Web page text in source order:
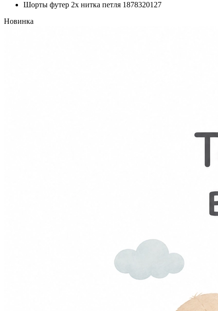
Шорты футер 2х нитка петля 1878320127
Новинка